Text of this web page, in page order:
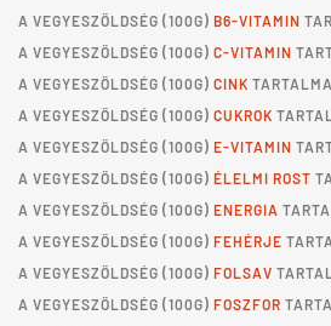
A VEGYESZÖLDSÉG (100G) B6-VITAMIN
A VEGYESZÖLDSÉG (100G) C-VITAMIN
A VEGYESZÖLDSÉG (100G) CINK
A VEGYESZÖLDSÉG (100G) CUKROK
A VEGYESZÖLDSÉG (100G) E-VITAMIN
A VEGYESZÖLDSÉG (100G) ÉLELMI ROST
A VEGYESZÖLDSÉG (100G) ENERGIA
A VEGYESZÖLDSÉG (100G) FEHÉRJE
A VEGYESZÖLDSÉG (100G) FOLSAV
A VEGYESZÖLDSÉG (100G) FOSZFOR